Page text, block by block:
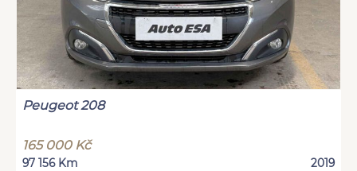
Peugeot 208
165 000 Kč
97 156 Km 2019